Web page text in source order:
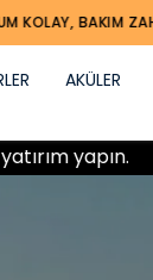
KOLAY, BAKIM
AKÜLER
Çevre